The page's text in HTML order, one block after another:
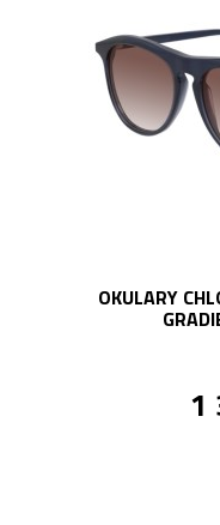
OKULARY
1